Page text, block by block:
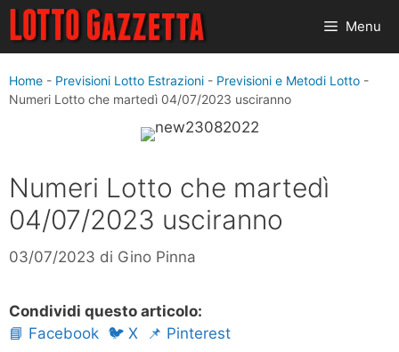
Vai
contenuto
Menu
Home - Previsioni Lotto Estrazioni - Previsioni e Metodi Lotto -
Numeri Lotto che martedì 04/07/2023 usciranno
Numeri Lotto che martedì
04/07/2023 usciranno
03/07/2023 di Gino Pinna
Condividi questo articolo:
📘 Facebook 🐦 X 📌 Pinterest